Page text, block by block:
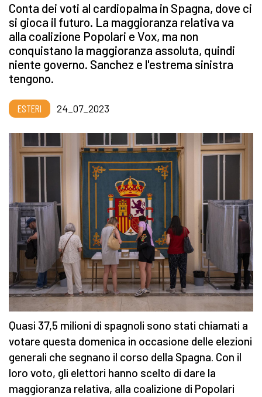
Conta dei voti al cardiopalma in Spagna, dove ci
si gioca il futuro. La maggioranza relativa va
alla coalizione Popolari e Vox, ma non
conquistano la maggioranza assoluta, quindi
niente governo. Sanchez e l'estrema sinistra
tengono.
ESTERI 24_07_2023
Quasi 37,5 milioni di spagnoli sono stati chiamati a
votare questa domenica in occasione delle elezioni
generali che segnano il corso della Spagna. Con il
loro voto, gli elettori hanno scelto di dare la
maggioranza relativa, alla coalizione di Popolari